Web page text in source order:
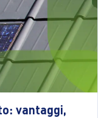
vantaggi,